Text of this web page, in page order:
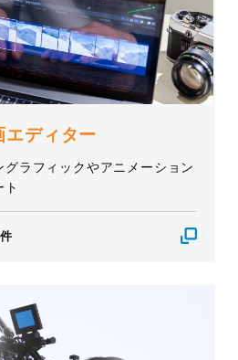
エディター
ラフィックやアニメーション
ト